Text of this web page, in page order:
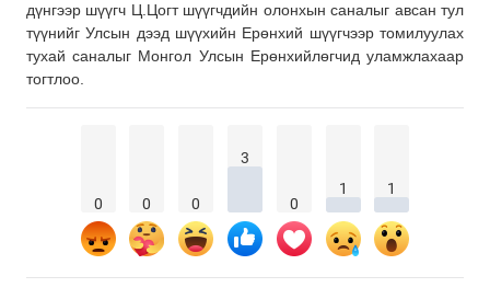
дүнгээр шүүгч Ц.Цогт шүүгчдийн олонхын саналыг авсан тул
түүнийг Улсын дээд шүүхийн Ерөнхий шүүгчээр томилуулах
тухай саналыг Монгол Улсын Ерөнхийлөгчид уламжлахаар
тогтлоо.
0 0 0
3
0
1 1